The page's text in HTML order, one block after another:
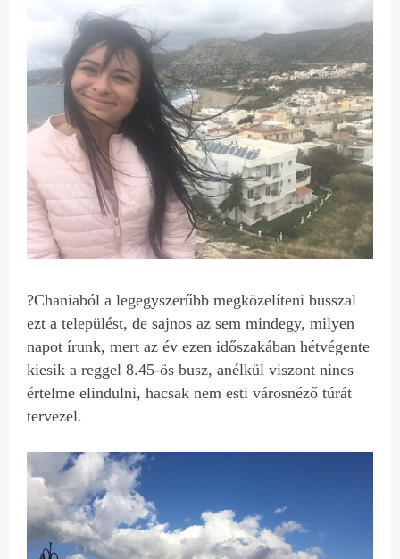
?Chaniaból a legegyszerűbb megközelíteni busszal
ezt a települést, de sajnos az sem mindegy, milyen
napot írunk, mert az év ezen időszakában hétvégente
kiesik a reggel 8.45-ös busz, anélkül viszont nincs
értelme elindulni, hacsak nem esti városnéző túrát
tervezel.